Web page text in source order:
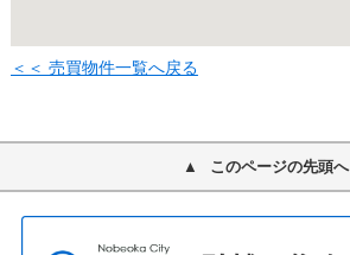
＜＜ 売買物件一覧へ戻る
このページの先頭へ